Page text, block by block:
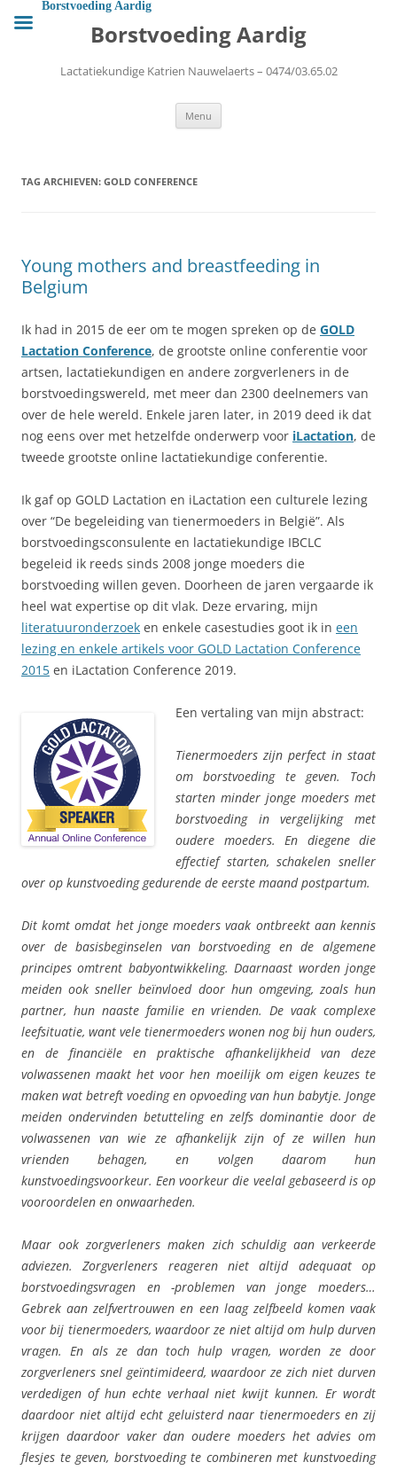
naar
de Borstvoeding Aardig
Lactatiekundige Katrien Nauwelaerts – 0474/03.65.02
Menu
TAG ARCHIEVEN: GOLD CONFERENCE
Young mothers and breastfeeding in
Belgium
Ik had in 2015 de eer om te mogen spreken op de GOLD
Lactation Conference, de grootste online conferentie voor
artsen, lactatiekundigen en andere zorgverleners in de
borstvoedingswereld, met meer dan 2300 deelnemers van
over de hele wereld. Enkele jaren later, in 2019 deed ik dat
nog eens over met hetzelfde onderwerp voor iLactation, de
tweede grootste online lactatiekundige conferentie.
Ik gaf op GOLD Lactation en iLactation een culturele lezing
over “De begeleiding van tienermoeders in België”. Als
borstvoedingsconsulente en lactatiekundige IBCLC
begeleid ik reeds sinds 2008 jonge moeders die
borstvoeding willen geven. Doorheen de jaren vergaarde ik
heel wat expertise op dit vlak. Deze ervaring, mijn
literatuuronderzoek en enkele casestudies goot ik in een
lezing en enkele artikels voor GOLD Lactation Conference
2015 en iLactation Conference 2019.
Een vertaling van mijn abstract:
Tienermoeders zijn perfect in staat
om borstvoeding te geven. Toch
starten minder jonge moeders met
borstvoeding in vergelijking met
oudere moeders. En diegene die
effectief starten, schakelen sneller
over op kunstvoeding gedurende de eerste maand postpartum.
Dit komt omdat het jonge moeders vaak ontbreekt aan kennis
over de basisbeginselen van borstvoeding en de algemene
principes omtrent babyontwikkeling. Daarnaast worden jonge
meiden ook sneller beïnvloed door hun omgeving, zoals hun
partner, hun naaste familie en vrienden. De vaak complexe
leefsituatie, want vele tienermoeders wonen nog bij hun ouders,
en de financiële en praktische afhankelijkheid van deze
volwassenen maakt het voor hen moeilijk om eigen keuzes te
maken wat betreft voeding en opvoeding van hun babytje. Jonge
meiden ondervinden betutteling en zelfs dominantie door de
volwassenen van wie ze afhankelijk zijn of ze willen hun
vrienden behagen, en volgen daarom hun
kunstvoedingsvoorkeur. Een voorkeur die veelal gebaseerd is op
vooroordelen en onwaarheden.
Maar ook zorgverleners maken zich schuldig aan verkeerde
adviezen. Zorgverleners reageren niet altijd adequaat op
borstvoedingsvragen en -problemen van jonge moeders…
Gebrek aan zelfvertrouwen en een laag zelfbeeld komen vaak
voor bij tienermoeders, waardoor ze niet altijd om hulp durven
vragen. En als ze dan toch hulp vragen, worden ze door
zorgverleners snel geïntimideerd, waardoor ze zich niet durven
verdedigen of hun echte verhaal niet kwijt kunnen. Er wordt
daardoor niet altijd echt geluisterd naar tienermoeders en zij
krijgen daardoor vaker dan oudere moeders het advies om
flesjes te geven, borstvoeding te combineren met kunstvoeding
Borstvoeding Aardig